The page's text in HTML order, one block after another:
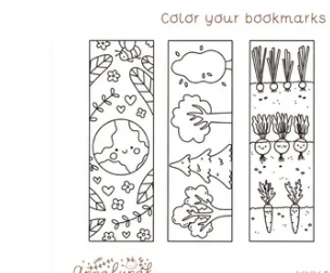
Sin preparación, solo imprime,
Iconos y mensajes amigables
Resultados personalizados: los
Versátil para clase, biblioteca o